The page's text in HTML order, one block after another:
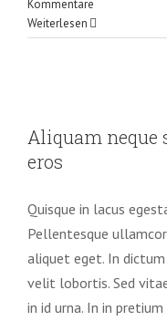
Kommentare
Weiterlesen
Aliquam neque
eros
Quisque in lacus
Pellentesque
aliquet eget. In
velit lobortis. Sed
in id urna. In in